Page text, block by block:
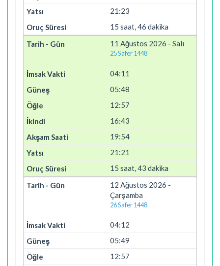
21:23
15 saat, 46 dakika
11 Ağustos 2026 - Salı
25 Safer 1448
04:11
05:48
12:57
16:43
19:54
21:21
15 saat, 43 dakika
12 Ağustos 2026 -
Çarşamba
26 Safer 1448
04:12
05:49
12:57